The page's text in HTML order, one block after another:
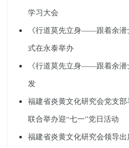
学习大会
《行道莫先立身——跟着余潜
式在永泰举办
《行道莫先立身——跟着余
发
福建省炎黄文化研究会党支
联合举办迎“七一”党日活动
福建省炎黄文化研究会领导